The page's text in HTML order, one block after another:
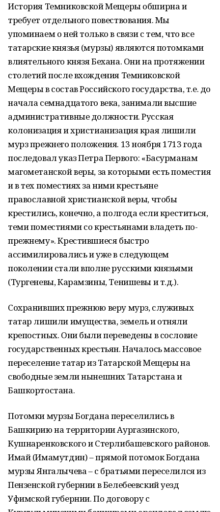
История Темниковской Мещеры обширна и
требует отдельного повествования. Мы
упоминаем о ней только в связи с тем, что все
татарские князья (мурзы) являются потомками
влиятельного князя Бехана. Они на протяжении
столетий после вхождения Темниковской
Мещеры в состав Российского государства, т.е. до
начала семнадцатого века, занимали высшие
административные должности. Русская
колонизация и христианизация края лишили
мурз прежнего положения. 13 ноября 1713 года
последовал указ Петра Первого: «Басурманам
магометанской веры, за которыми есть поместия
и в тех поместиях за ними крестьяне
православной христианской веры, чтобы
крестились, конечно, а полгода если креститься,
теми поместиями со крестьянами владеть по-
прежнему». Крестившиеся быстро
ассимилировались и уже в следующем
поколении стали вполне русскими князьями
(Тургеневы, Карамзины, Тенишевы и т.д.).
Сохранивших прежнюю веру мурз, служивых
татар лишили имущества, земель и отняли
крепостных. Они были переведены в сословие
государственных крестьян. Началось массовое
переселение татар из Татарской Мещеры на
свободные земли нынешних Татарстана и
Башкортостана.
Потомки мурзы Богдана переселились в
Башкирию на территории Аургазинского,
Кушнаренковского и Стерлибашевского районов.
Имай (Имамутдин) – прямой потомок Богдана
мурзы Янгалычева – с братьями переселился из
Пензенской губернии в Белебеевский уезд
Уфимской губернии. По договору с